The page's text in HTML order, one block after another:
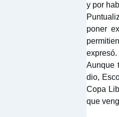
y por
poner
expresó.
Aunque
dio,
Copa
que